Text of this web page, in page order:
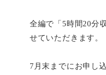
全編で「 5時間20分
せていただきます。
7 月末までにお申し